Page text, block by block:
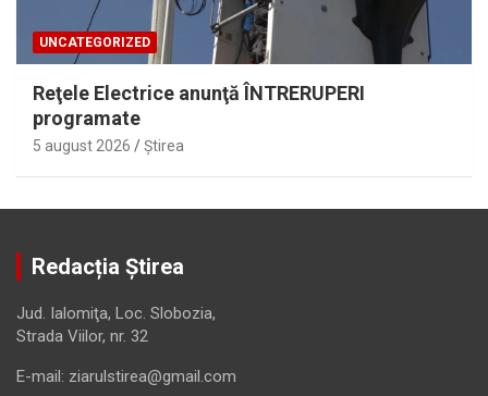
UNCATEGORIZED
Reţele Electrice anunţă ÎNTRERUPERI
programate
5 august 2026 Ştirea
Redacția Știrea
Jud. Ialomiţa, Loc. Slobozia,
Strada Viilor, nr. 32
E-mail: ziarulstirea@gmail.com